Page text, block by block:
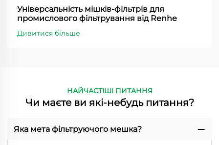
Універсальність мішків-фільтрів для
промислового фільтрування від Renhe
Дивитися більше
НАЙЧАСТІШІ ПИТАННЯ
Чи маєте ви які-небудь питання?
Яка мета фільтруючого мешка?